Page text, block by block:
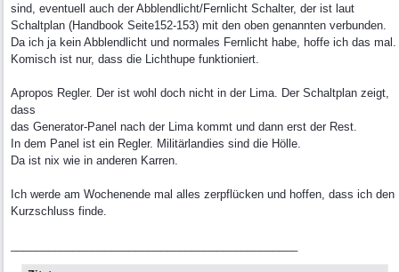
sind, eventuell auch der Abblendlicht/Fernlicht Schalter, der ist laut
Schaltplan (Handbook Seite152-153) mit den oben genannten verbunden.
Da ich ja kein Abblendlicht und normales Fernlicht habe, hoffe ich das mal.
Komisch ist nur, dass die Lichthupe funktioniert.
Apropos Regler. Der ist wohl doch nicht in der Lima. Der Schaltplan zeigt,
dass
das Generator-Panel nach der Lima kommt und dann erst der Rest.
In dem Panel ist ein Regler. Militärlandies sind die Hölle.
Da ist nix wie in anderen Karren.
Ich werde am Wochenende mal alles zerpflücken und hoffen, dass ich den
Kurzschluss finde.